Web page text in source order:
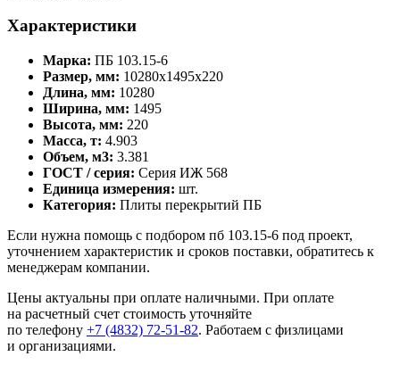
Характеристики
Марка: ПБ 103.15-6
Размер, мм: 10280x1495x220
Длина, мм: 10280
Ширина, мм: 1495
Высота, мм: 220
Масса, т: 4.903
Объем, м3: 3.381
ГОСТ / серия: Серия ИЖ 568
Единица измерения: шт.
Категория: Плиты перекрытий ПБ
Если нужна помощь с подбором пб 103.15-6 под проект,
уточнением характеристик и сроков поставки, обратитесь к
менеджерам компании.
Цены актуальны при оплате наличными. При оплате
на расчетный счет стоимость уточняйте
по телефону +7 (4832) 72-51-82. Работаем с физлицами
и организациями.